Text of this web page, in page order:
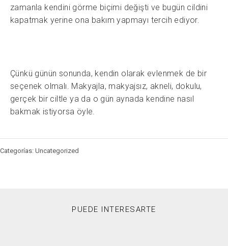
zamanla kendini görme biçimi değişti ve bugün cildini
kapatmak yerine ona bakım yapmayı tercih ediyor.
Çünkü günün sonunda, kendin olarak evlenmek de bir
seçenek olmalı. Makyajla, makyajsız, akneli, dokulu,
gerçek bir ciltle ya da o gün aynada kendine nasıl
bakmak istiyorsa öyle.
Categorías: Uncategorized
PUEDE INTERESARTE